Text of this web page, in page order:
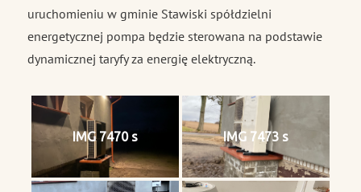
uruchomieniu w gminie Stawiski spółdzielni
energetycznej pompa będzie sterowana na podstawie
dynamicznej taryfy za energię elektryczną.
IMG 7470 s IMG 7473 s